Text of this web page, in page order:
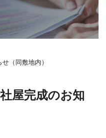
（同敷地内）
屋完成のお知